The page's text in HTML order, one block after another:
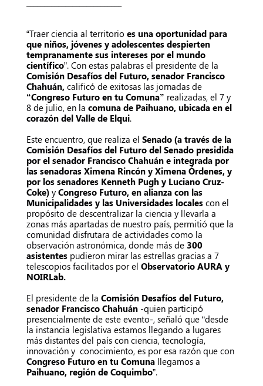
“Traer ciencia al territorio es una oportunidad para
que niños, jóvenes y adolescentes despierten
tempranamente sus intereses por el mundo
científico”. Con estas palabras el presidente de la
Comisión Desafíos del Futuro, senador Francisco
Chahuán, calificó de exitosas las jornadas de
“Congreso Futuro en tu Comuna” realizadas, el 7 y
8 de julio, en la comuna de Paihuano, ubicada en el
corazón del Valle de Elqui.
Este encuentro, que realiza el Senado (a través de la
Comisión Desafíos del Futuro del Senado presidida
por el senador Francisco Chahuán e integrada por
las senadoras Ximena Rincón y Ximena Órdenes, y
por los senadores Kenneth Pugh y Luciano Cruz-
Coke) y Congreso Futuro, en alianza con las
Municipalidades y las Universidades locales con el
propósito de descentralizar la ciencia y llevarla a
zonas más apartadas de nuestro país, permitió que la
comunidad disfrutara de actividades como la
observación astronómica, donde más de 300
asistentes pudieron mirar las estrellas gracias a 7
telescopios facilitados por el Observatorio AURA y
NOIRLab.
El presidente de la Comisión Desafíos del Futuro,
senador Francisco Chahuán -quien participó
presencialmente de este evento-, señaló que “desde
la instancia legislativa estamos llegando a lugares
más distantes del país con ciencia, tecnología,
innovación y conocimiento, es por esa razón que con
Congreso Futuro en tu Comuna llegamos a
Paihuano, región de Coquimbo”.